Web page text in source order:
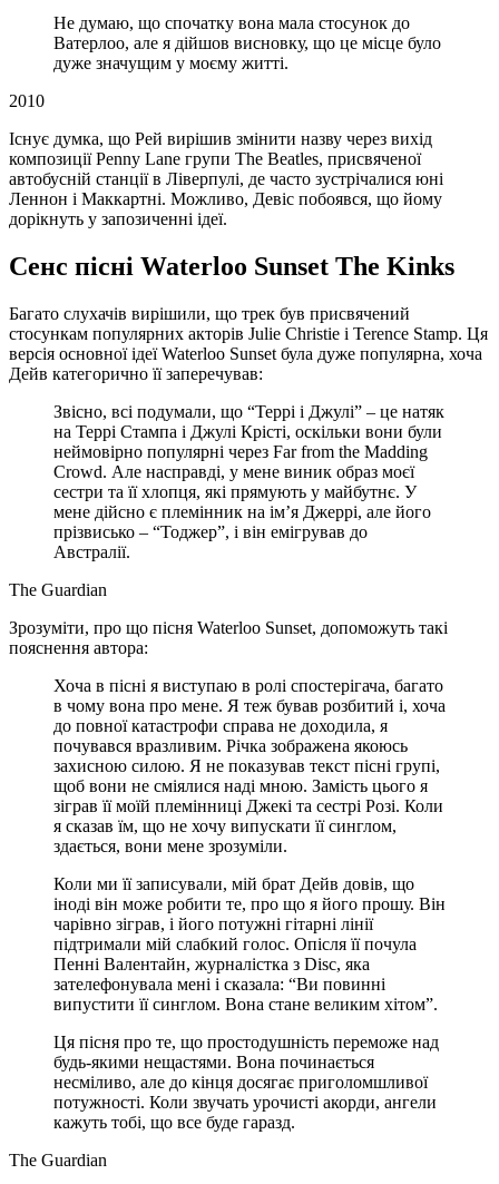
Не думаю, що спочатку вона мала стосунок до
Ватерлоо, але я дійшов висновку, що це місце було
дуже значущим у моєму житті.
2010
Існує думка, що Рей вирішив змінити назву через вихід
композиції Penny Lane групи The Beatles, присвяченої
автобусній станції в Ліверпулі, де часто зустрічалися юні
Леннон і Маккартні. Можливо, Девіс побоявся, що йому
дорікнуть у запозиченні ідеї.
Сенс пісні Waterloo Sunset The Kinks
Багато слухачів вирішили, що трек був присвячений
стосункам популярних акторів Julie Christie і Terence Stamp. Ця
версія основної ідеї Waterloo Sunset була дуже популярна, хоча
Дейв категорично її заперечував:
Звісно, всі подумали, що “Террі і Джулі” – це натяк
на Террі Стампа і Джулі Крісті, оскільки вони були
неймовірно популярні через Far from the Madding
Crowd. Але насправді, у мене виник образ моєї
сестри та її хлопця, які прямують у майбутнє. У
мене дійсно є племінник на ім’я Джеррі, але його
прізвисько – “Тоджер”, і він емігрував до
Австралії.
The Guardian
Зрозуміти, про що пісня Waterloo Sunset, допоможуть такі
пояснення автора:
Хоча в пісні я виступаю в ролі спостерігача, багато
в чому вона про мене. Я теж бував розбитий і, хоча
до повної катастрофи справа не доходила, я
почувався вразливим. Річка зображена якоюсь
захисною силою. Я не показував текст пісні групі,
щоб вони не сміялися наді мною. Замість цього я
зіграв її моїй племінниці Джекі та сестрі Розі. Коли
я сказав їм, що не хочу випускати її синглом,
здається, вони мене зрозуміли.
Коли ми її записували, мій брат Дейв довів, що
іноді він може робити те, про що я його прошу. Він
чарівно зіграв, і його потужні гітарні лінії
підтримали мій слабкий голос. Опісля її почула
Пенні Валентайн, журналістка з Disc, яка
зателефонувала мені і сказала: “Ви повинні
випустити її синглом. Вона стане великим хітом”.
Ця пісня про те, що простодушність переможе над
будь-якими нещастями. Вона починається
несміливо, але до кінця досягає приголомшливої
потужності. Коли звучать урочисті акорди, ангели
кажуть тобі, що все буде гаразд.
The Guardian